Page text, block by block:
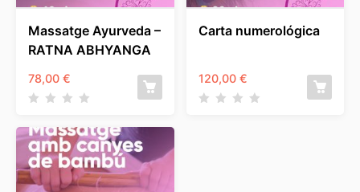
Massatge Ayurveda –
RATNA ABHYANGA
78,00 €
Carta numerológica
120,00 €